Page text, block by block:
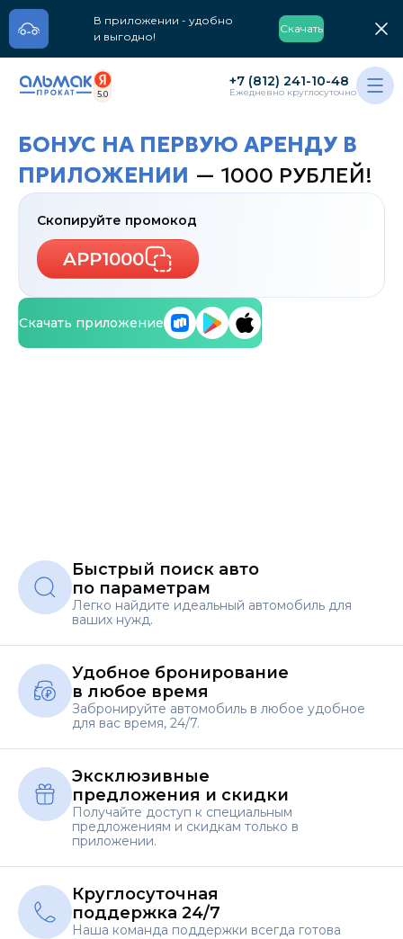
В приложении - удобно
и выгодно!
Скачать
5.0
+7 (812) 241-10-48
Ежедневно круглосуточно
БОНУС НА ПЕРВУЮ АРЕНДУ В
ПРИЛОЖЕНИИ — 1000 РУБЛЕЙ!
Скопируйте промокод
APP1000
Скачать приложение
Быстрый поиск авто
по параметрам
Легко найдите идеальный автомобиль для
ваших нужд.
Удобное бронирование
в любое время
Забронируйте автомобиль в любое удобное
для вас время, 24/7.
Эксклюзивные
предложения и скидки
Получайте доступ к специальным
предложениям и скидкам только в
приложении.
Круглосуточная
поддержка 24/7
Наша команда поддержки всегда готова